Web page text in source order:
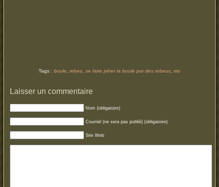
Tags : boule rebeu se faire péter la boule par des rebeus trio
Laisser un commentaire
Nom (obligatoire)
Courriel (ne sera pas publié) (obligatoire)
Site Web